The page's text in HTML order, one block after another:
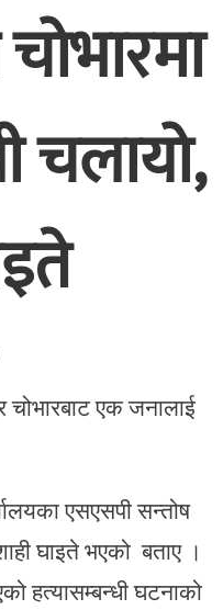
चलायो,
चोभारबाट एक जनालाई
एसएसपी सन्तोष
घाइते भएको बताए ।
हत्यासम्बन्धी घटनाको